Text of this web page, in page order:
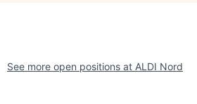
See more open positions at ALDI Nord